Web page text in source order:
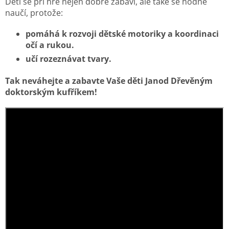
naučí, protože:
pomáhá k rozvoji dětské motoriky a koordinaci
očí a rukou.
učí rozeznávat tvary.
Tak neváhejte a zabavte Vaše děti Janod Dřevěným
doktorským kufříkem!